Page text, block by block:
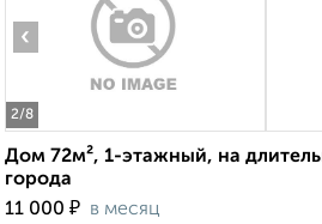
2/8
‹
Дом 72м², 1-этажный, на
города
11 000 ₽ в месяц